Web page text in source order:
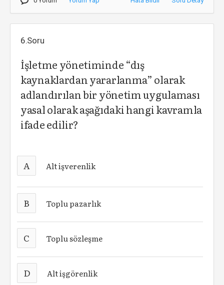
6.Soru
İşletme yönetiminde “dış
kaynaklardan yararlanma” olarak
adlandırılan bir yönetim uygulaması
yasal olarak aşağıdaki hangi kavramla
ifade edilir?
A Alt işverenlik
B Toplu pazarlık
C Toplu sözleşme
D Alt işgörenlik